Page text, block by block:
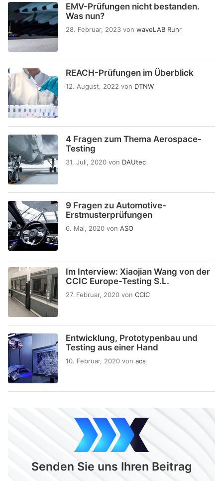
EMV-Prüfungen nicht bestanden.
Was nun?
28. Februar, 2023 von waveLAB Ruhr
REACH-Prüfungen im Überblick
12. August, 2022 von DTNW
4 Fragen zum Thema Aerospace-
Testing
31. Juli, 2020 von DAUtec
9 Fragen zu Automotive-
Erstmusterprüfungen
6. Mai, 2020 von ASO
Im Interview: Xiaojian Wang von der
CCIC Europe-Testing S.L.
27. Februar, 2020 von CCIC
Entwicklung, Prototypenbau und
Testing aus einer Hand
10. Februar, 2020 von acs
Senden Sie uns Ihren Beitrag